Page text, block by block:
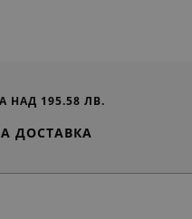
НАД 195.58 ЛВ.
ДОСТАВКА